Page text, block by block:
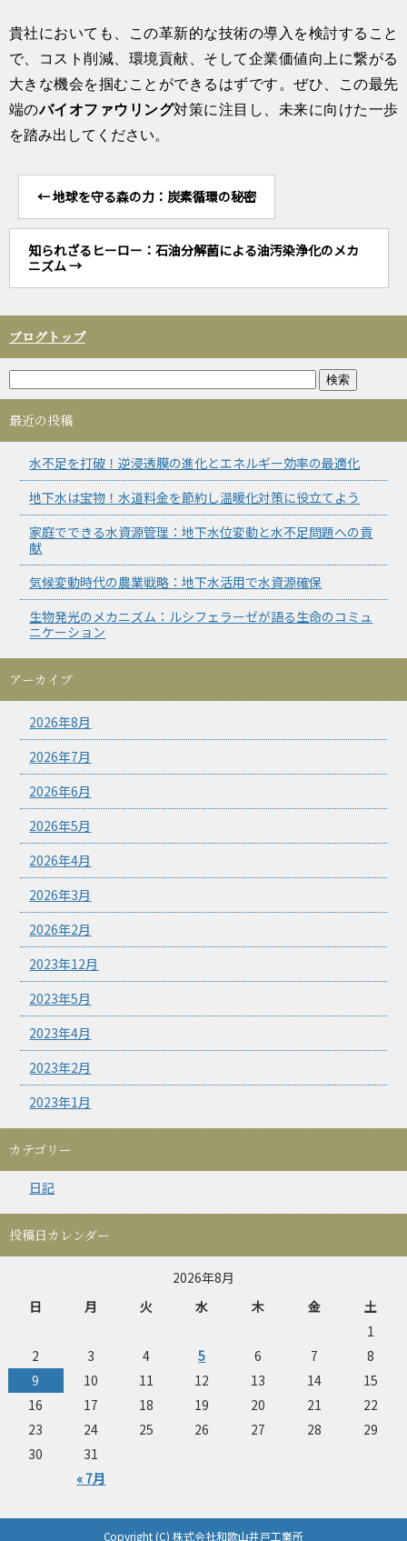
貴社においても、この革新的な技術の導入を検討すること
で、コスト削減、環境貢献、そして企業価値向上に繋がる
大きな機会を掴むことができるはずです。ぜひ、この最先
端のバイオファウリング対策に注目し、未来に向けた一歩
を踏み出してください。
←地球を守る森の力：炭素循環の秘密
知られざるヒーロー：石油分解菌による油汚染浄化のメカ
ニズム→
ブログトップ
最近の投稿
水不足を打破！逆浸透膜の進化とエネルギー効率の最適化
地下水は宝物！水道料金を節約し温暖化対策に役立てよう
家庭でできる水資源管理：地下水位変動と水不足問題への貢
献
気候変動時代の農業戦略：地下水活用で水資源確保
生物発光のメカニズム：ルシフェラーゼが語る生命のコミュ
ニケーション
アーカイブ
2026年8月
2026年7月
2026年6月
2026年5月
2026年4月
2026年3月
2026年2月
2023年12月
2023年5月
2023年4月
2023年2月
2023年1月
カテゴリー
日記
投稿日カレンダー
2026年8月
日
月 火 水 木 金 土
« 7月
1
2
3 4 5 6 7
8
9
10 11 12 13 14
15
16
17 18 19 20 21
22
23
24 25 26 27 28
29
30
31
Copyright (C) 株式会社和歌山井戸工業所